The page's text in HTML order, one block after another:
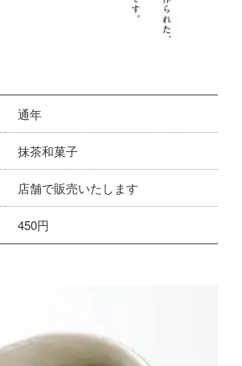
通年
抹茶和菓子
店舗で販売いたします
450円